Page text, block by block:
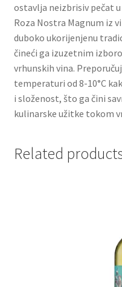
Newsletter
Partners
Poklon aranžmani
Premium čokolada
ostavlja neizbrisiv pečat
Roza Nostra Magnum iz
duboko ukorijenjenu
čineći ga izuzetnim
vrhunskih vina.
temperaturi od 8-10°C
i složenost, što ga čini
kulinarske užitke tokom
Related